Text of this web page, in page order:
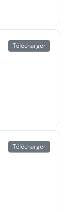
Télécharger
Télécharger